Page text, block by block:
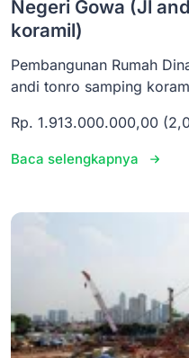
Negeri Gowa (Jl
koramil)
Pembangunan Rumah
andi tonro samping
Rp. 1.913.000.000,00
Baca selengkapnya